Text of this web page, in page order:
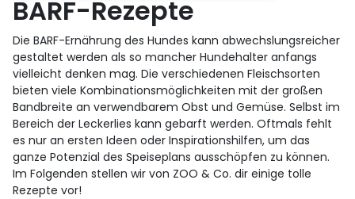
BARF-Rezepte
Die BARF-Ernährung des Hundes kann abwechslungsreicher
gestaltet werden als so mancher Hundehalter anfangs
vielleicht denken mag. Die verschiedenen Fleischsorten
bieten viele Kombinationsmöglichkeiten mit der großen
Bandbreite an verwendbarem Obst und Gemüse. Selbst im
Bereich der Leckerlies kann gebarft werden. Oftmals fehlt
es nur an ersten Ideen oder Inspirationshilfen, um das
ganze Potenzial des Speiseplans ausschöpfen zu können.
Im Folgenden stellen wir von ZOO & Co. dir einige tolle
Rezepte vor!